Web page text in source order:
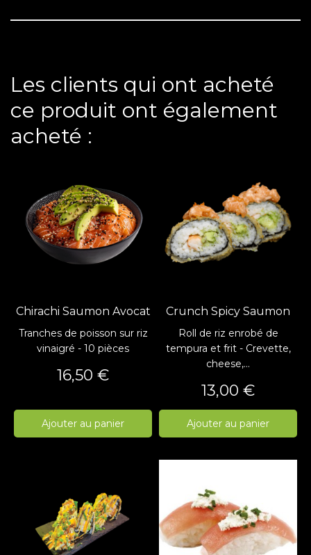
Les clients qui ont acheté
ce produit ont également
acheté :
Chirachi Saumon Avocat
Tranches de poisson sur riz
vinaigré - 10 pièces
Prix
16,50 €
Ajouter au panier
Crunch Spicy Saumon
Roll de riz enrobé de
tempura et frit - Crevette,
cheese,...
Prix
13,00 €
Ajouter au panier